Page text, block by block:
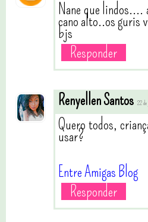
Nane que lindos....
cano alto..os guris
bjs
Responder
Renyellen Santos 22
Quero todos,
usar?
Entre Amigas Blog
Responder